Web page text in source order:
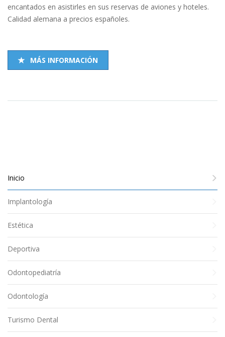
encantados en asistirles en sus reservas de aviones y hoteles.
Calidad alemana a precios españoles.
MÁS INFORMACIÓN
Inicio
Implantología
Estética
Deportiva
Odontopediatría
Odontología
Turismo Dental